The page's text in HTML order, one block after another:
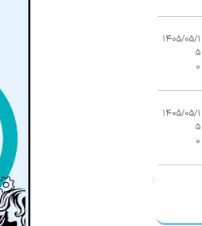
۱۴۰۵/۰۵/۱
۵
0
۱۴۰۵/۰۵/۱
۵
0